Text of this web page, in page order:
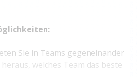
Sie in Teams gegeneinander
welches Team das beste